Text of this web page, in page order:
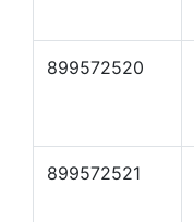
899572520
899572521